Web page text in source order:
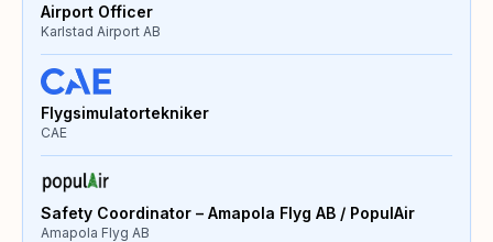
Airport Officer
Karlstad Airport AB
Flygsimulatortekniker
CAE
Safety Coordinator – Amapola Flyg AB / PopulAir
Amapola Flyg AB